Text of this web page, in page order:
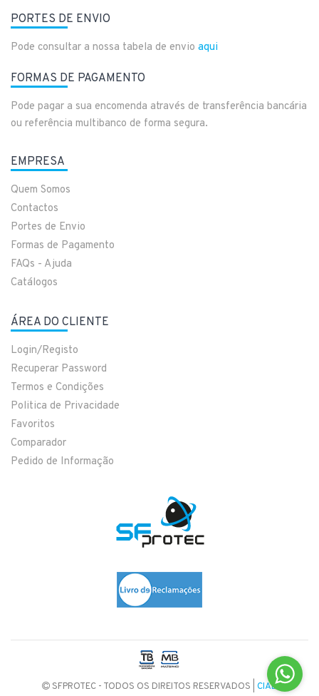
PORTES DE ENVIO
Pode consultar a nossa tabela de envio aqui
FORMAS DE PAGAMENTO
Pode pagar a sua encomenda através de transferência bancária
ou referência multibanco de forma segura.
EMPRESA
Quem Somos
Contactos
Portes de Envio
Formas de Pagamento
FAQs - Ajuda
Catálogos
ÁREA DO CLIENTE
Login/Registo
Recuperar Password
Termos e Condições
Politica de Privacidade
Favoritos
Comparador
Pedido de Informação
SFPROTEC - TODOS OS DIREITOS RESERVADOS | CIAB